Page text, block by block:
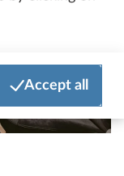
Accept all